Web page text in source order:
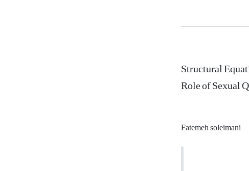
Structural
Role of Sexual
Fatemeh soleimani